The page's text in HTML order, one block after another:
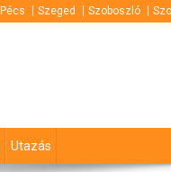
Pécs Szeged Szoboszló
Utazás